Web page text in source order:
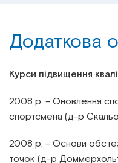
Додаткова
Курси підвищення
2008 р. – Оновлення
спортсмена (д-р
2008 р. – Основи
точок (д-р